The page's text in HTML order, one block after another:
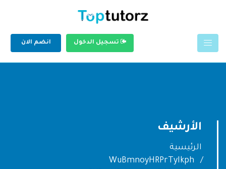
تسجيل الدخول انضم الان
الأرشيف
الرئيسية
WuBmnoyHRPrTyIkph